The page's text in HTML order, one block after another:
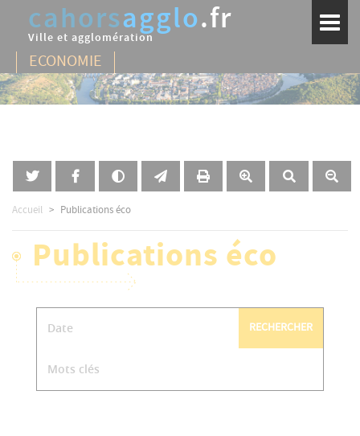
contenu
principal
cahorsagglo.fr
Ville et agglomération
Accueil Publications éco
Publications éco
RECHERCHER